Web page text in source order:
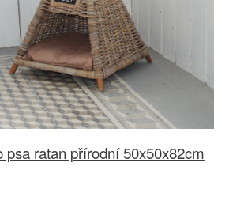
psa ratan přírodní 50x50x82cm